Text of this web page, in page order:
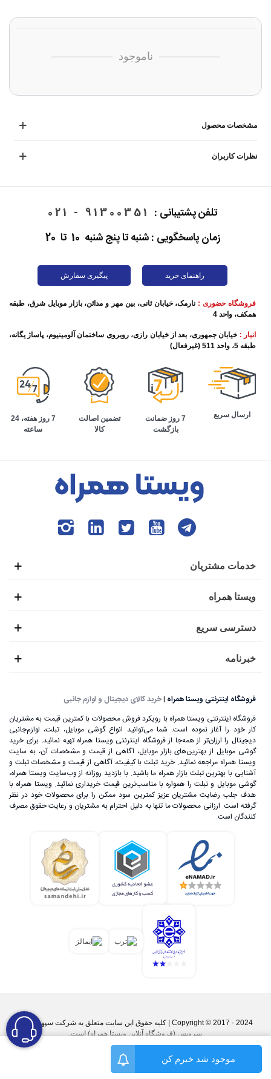
ناموجود
موجود شد خبرم کن
مشخصات محصول
نظرات کاربران
تلفن پشتیبانی : 91300351 - 021
زمان پاسخگویی : شنبه تا پنج شنبه 10 تا 20
راهنمای خرید پیگیری سفارش
فروشگاه حضوری : نارمک، خیابان ثانی، بین مهر و مدائن، بازار موبایل شرق، طبقه
همکف، واحد 4
انبار : خیابان جمهوری، بعد از خیابان رازی، روبروی ساختمان آلومینیوم، پاساژ یگانه،
طبقه 5، واحد 511 (غیرفعال)
ارسال سریع
7 روز ضمانت
بازگشت
تضمین اصالت
کالا
7 روز هفته، 24
ساعته
خدمات مشتریان
ویستا همراه
دسترسی سریع
خبرنامه
فروشگاه اینترنتی ویستا همراه |خرید کالای دیجیتال و لوازم جانبی
فروشگاه اینترنتی ویستا همراه با رویکرد فروش محصولات با کمترین قیمت به مشتریان
کار خود را آغاز نموده است. شما می‌توانید انواع گوشی موبایل، تبلت، لوازم‌جانبی
دیجیتال را ارزان‌تر از همه‌جا از فروشگاه اینترنتی ویستا همراه تهیه نمائید. برای خرید
گوشی موبایل از بهترین‌های بازار موبایل، آگاهی از قیمت و مشخصات آن، به ‌سایت
ویستا همراه مراجعه نمائید. خرید تبلت با کیفیت، آگاهی از قیمت و مشخصات تبلت و
آشنایی با بهترین تبلت بازار همراه ما باشید. با بازدید روزانه از وب‌سایت ویستا همراه،
گوشی موبایل و تبلت را همواره با مناسب‌ترین قیمت خریداری نمائید. ویستا همراه با
هدف جلب رضایت مشتریان عزیز کمترین سود ممکن را برای محصولات خود در نظر
گرفته است. ارزانی محصولات ما تنها به دلیل احترام به مشتریان و رعایت حقوق مصرف
کنندگان است.
Copyright © 2017 - 2024 | کليه حقوق اين سايت متعلق به شرکت سپهر پارس
سرویس (فروشگاه آنلاین ویستا همراه) است.